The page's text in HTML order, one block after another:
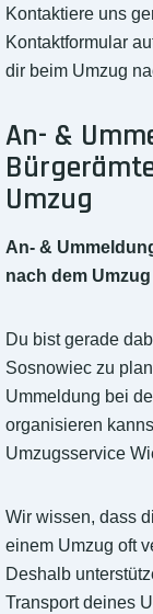
Kontaktiere uns
Kontaktformular
dir beim Umzug
An- &
Umzug
An- &
nach dem Umzug
Du bist gerade
Sosnowiec zu
Ummeldung bei
organisieren
Umzugsservice
Wir wissen, dass
einem Umzug oft
Deshalb
Transport deines